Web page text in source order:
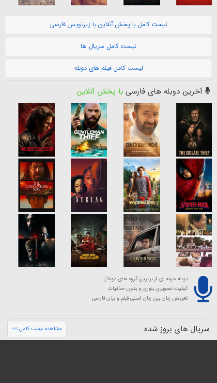
لیست کامل با پخش آنلاین با زیرنویس فارسی
لیست کامل سریال ها
لیست کامل فیلم های دوبله
آخرین دوبله های فارسی با پخش آنلاین
دوبله حرفه ای از برترین گروه های دوبلاژ
کیفیت تصویری بلوری و بدون حذفیات
تعویض زبان بین زبان اصلی فیلم و زبان فارسی
سریال های بروز شده مشاهده لیست کامل >>